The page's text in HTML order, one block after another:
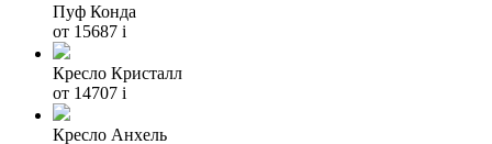
Пуф Конда
от 15687 i
Кресло Кристалл
от 14707 i
Кресло Анхель